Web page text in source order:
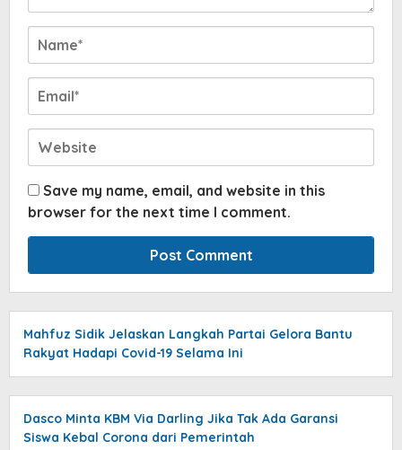
Save my name, email, and website in this
browser for the next time I comment.
Mahfuz Sidik Jelaskan Langkah Partai Gelora Bantu
Rakyat Hadapi Covid-19 Selama Ini
Dasco Minta KBM Via Darling Jika Tak Ada Garansi
Siswa Kebal Corona dari Pemerintah